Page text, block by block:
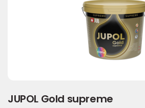
JUPOL Gold supreme